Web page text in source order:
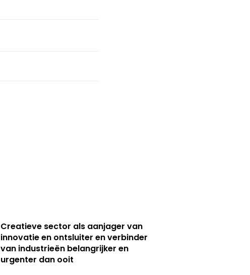
Creatieve sector als aanjager van
innovatie en ontsluiter en verbinder
van industrieën belangrijker en
urgenter dan ooit